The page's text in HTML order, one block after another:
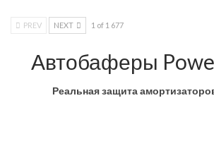
PREV NEXT 1 of 1 677
Автобаферы
Реальная защита